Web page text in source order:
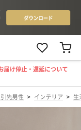
届け停止・遅延について
先男性 > インテリア > 生